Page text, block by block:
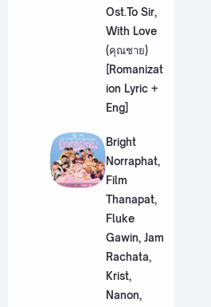
Ost.To Sir,
With Love
(คุณชาย)
[Romanizat
ion Lyric +
Eng]
Bright
Norraphat,
Film
Thanapat,
Fluke
Gawin, Jam
Rachata,
Krist,
Nanon,